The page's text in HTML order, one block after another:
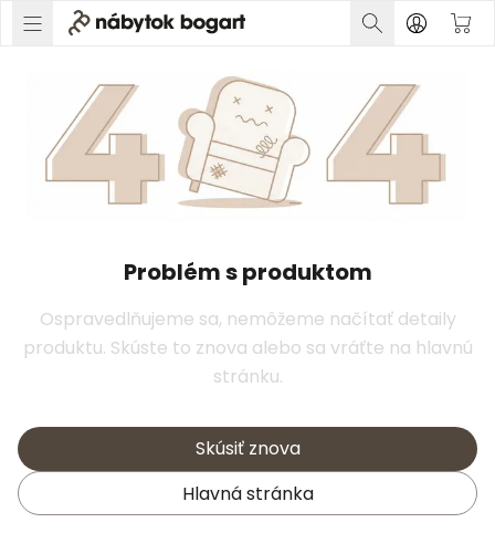
Problém s produktom
Ospravedlňujeme sa, nemôžeme načítať detaily
produktu. Skúste to znova alebo sa vráťte na hlavnú
stránku.
Skúsiť znova
Hlavná stránka